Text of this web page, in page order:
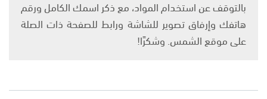
بالتوقف عن استخدام المواد، مع ذكر اسمك الكامل ورقم
هاتفك وإرفاق تصوير للشاشة ورابط للصفحة ذات الصلة
على موقع الشمس. وشكرًا!